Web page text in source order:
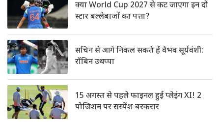
क्या World Cup 2027 से कट जाएगा इन दो
स्टार बल्लेबाजों का पत्ता?
सचिन से आगे निकल सकते हैं वैभव सूर्यवंशी:
रॉबिन उथप्पा
15 अगस्त से पहले फाइनल हुई प्लेइंग XI! 2
पोजिशन पर सस्पेंश बरकरार